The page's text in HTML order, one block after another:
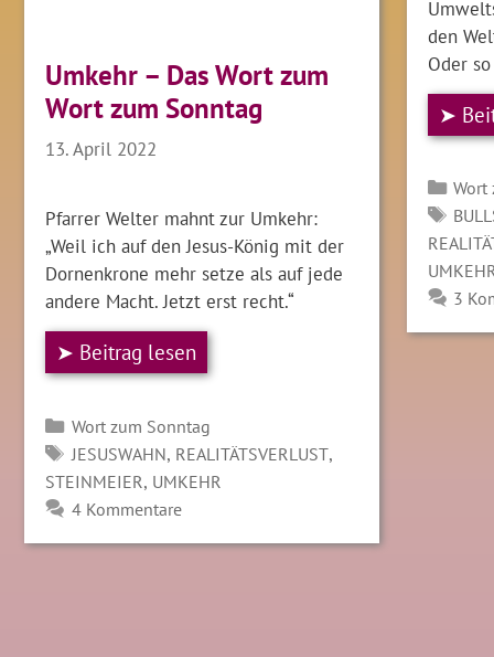
den
Oder
➤
Wort
3
Umkehr – Das Wort zum
Wort zum Sonntag
13. April 2022
Pfarrer Welter mahnt zur Umkehr:
„Weil ich auf den Jesus-König mit der
Dornenkrone mehr setze als auf jede
andere Macht. Jetzt erst recht.“
➤ Beitrag lesen
Kategorien
Wort zum Sonntag
SCHLAGWÖRTER
JESUSWAHN, REALITÄTSVERLUST,
STEINMEIER, UMKEHR
4 Kommentare